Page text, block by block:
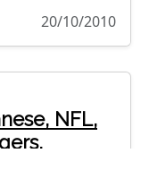
20/10/2010
NFL,